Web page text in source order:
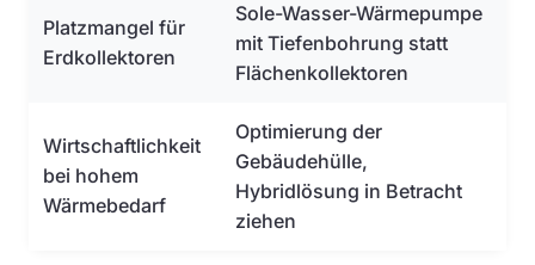
Platzmangel für
Erdkollektoren
Sole-Wasser-Wärmepumpe
mit Tiefenbohrung statt
Flächenkollektoren
Wirtschaftlichkeit
bei hohem
Wärmebedarf
Optimierung der
Gebäudehülle,
Hybridlösung in Betracht
ziehen